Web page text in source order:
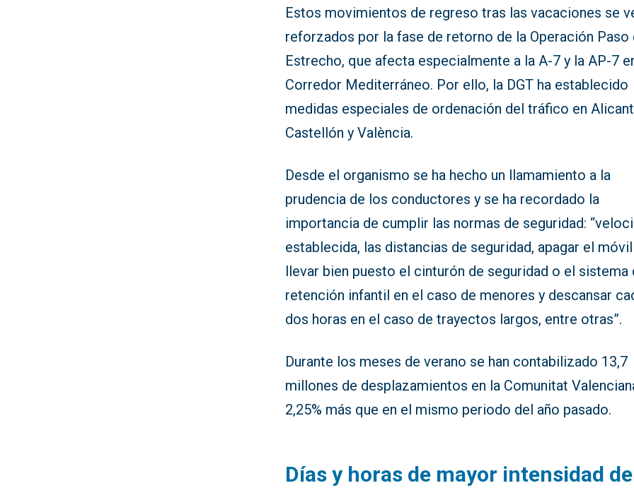
Estos movimientos de regreso tras las vacaciones se
reforzados por la fase de retorno de la Operación Paso
Estrecho, que afecta especialmente a la A-7 y la AP-7
Corredor Mediterráneo. Por ello, la DGT ha establecido
medidas especiales de ordenación del tráfico en
Castellón y València.
Desde el organismo se ha hecho un llamamiento a la
prudencia de los conductores y se ha recordado la
importancia de cumplir las normas de seguridad:
establecida, las distancias de seguridad, apagar el
llevar bien puesto el cinturón de seguridad o el sistema
retención infantil en el caso de menores y descansar
dos horas en el caso de trayectos largos, entre otras”.
Durante los meses de verano se han contabilizado 13,7
millones de desplazamientos en la Comunitat
2,25% más que en el mismo periodo del año pasado.
Días y horas de mayor intensidad de